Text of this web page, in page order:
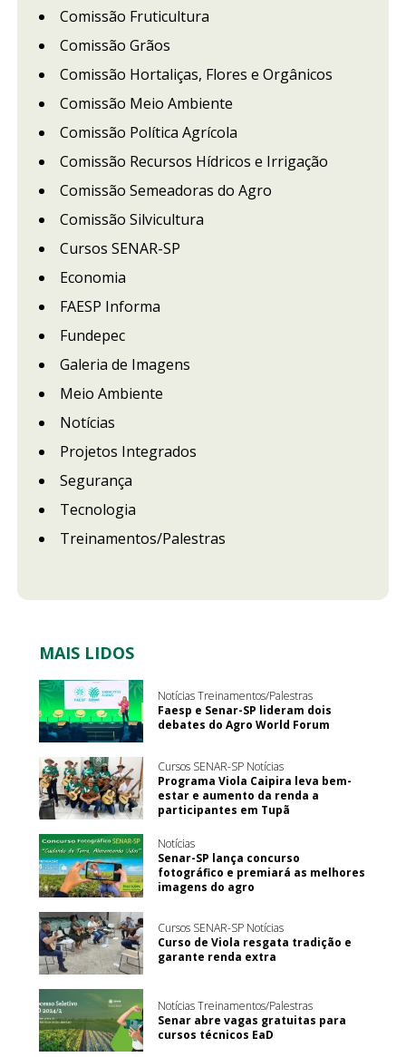
Comissão Fruticultura
Comissão Grãos
Comissão Hortaliças, Flores e Orgânicos
Comissão Meio Ambiente
Comissão Política Agrícola
Comissão Recursos Hídricos e Irrigação
Comissão Semeadoras do Agro
Comissão Silvicultura
Cursos SENAR-SP
Economia
FAESP Informa
Fundepec
Galeria de Imagens
Meio Ambiente
Notícias
Projetos Integrados
Segurança
Tecnologia
Treinamentos/Palestras
MAIS LIDOS
Notícias Treinamentos/Palestras
Faesp e Senar-SP lideram dois
debates do Agro World Forum
Cursos SENAR-SP Notícias
Programa Viola Caipira leva bem-
estar e aumento da renda a
participantes em Tupã
Notícias
Senar-SP lança concurso
fotográfico e premiará as melhores
imagens do agro
Cursos SENAR-SP Notícias
Curso de Viola resgata tradição e
garante renda extra
Notícias Treinamentos/Palestras
Senar abre vagas gratuitas para
cursos técnicos EaD